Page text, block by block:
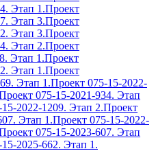
Этап 1.Проект
Этап 3.Проект
Этап 3.Проект
Этап 2.Проект
Этап 1.Проект
Этап 1.Проект
Этап 1.Проект 075-15-2022-
075-15-2021-934. Этап
2022-1209. Этап 2.Проект
Этап 1.Проект 075-15-2022-
075-15-2023-607. Этап
2025-662. Этап 1.